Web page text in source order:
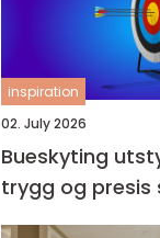
inspiration
02. July 2026
Bueskyting
trygg og presis